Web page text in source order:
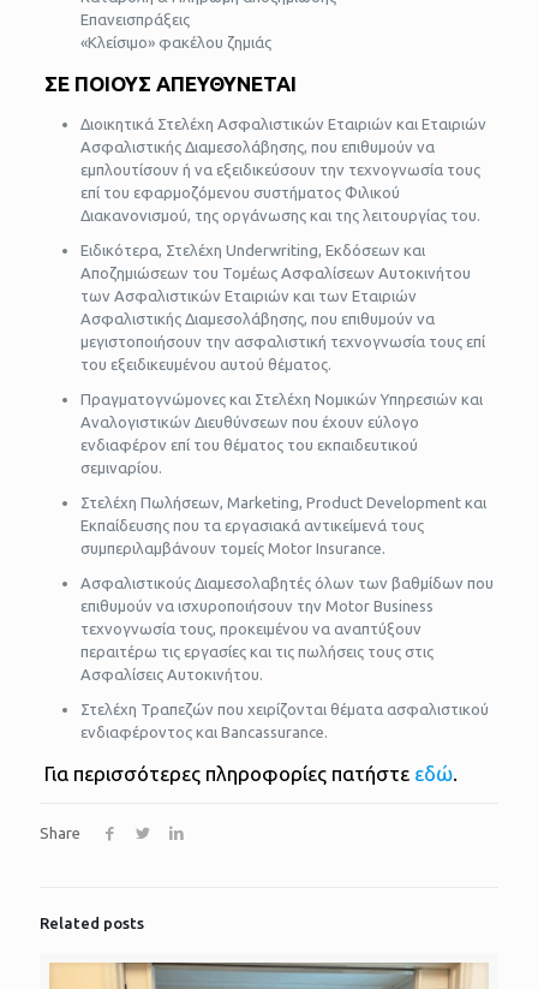
Επανεισπράξεις
«Κλείσιμο» φακέλου ζημιάς
ΣΕ ΠΟΙΟΥΣ ΑΠΕΥΘΥΝΕΤΑΙ
Διοικητικά Στελέχη Ασφαλιστικών Εταιριών και Εταιριών
Ασφαλιστικής Διαμεσολάβησης, που επιθυμούν να
εμπλουτίσουν ή να εξειδικεύσουν την τεχνογνωσία τους
επί του εφαρμοζόμενου συστήματος Φιλικού
Διακανονισμού, της οργάνωσης και της λειτουργίας του.
Ειδικότερα, Στελέχη Underwriting, Εκδόσεων και
Αποζημιώσεων του Τομέως Ασφαλίσεων Αυτοκινήτου
των Ασφαλιστικών Εταιριών και των Εταιριών
Ασφαλιστικής Διαμεσολάβησης, που επιθυμούν να
μεγιστοποιήσουν την ασφαλιστική τεχνογνωσία τους επί
του εξειδικευμένου αυτού θέματος.
Πραγματογνώμονες και Στελέχη Νομικών Υπηρεσιών και
Αναλογιστικών Διευθύνσεων που έχουν εύλογο
ενδιαφέρον επί του θέματος του εκπαιδευτικού
σεμιναρίου.
Στελέχη Πωλήσεων, Marketing, Product Development και
Εκπαίδευσης που τα εργασιακά αντικείμενά τους
συμπεριλαμβάνουν τομείς Motor Insurance.
Ασφαλιστικούς Διαμεσολαβητές όλων των βαθμίδων που
επιθυμούν να ισχυροποιήσουν την Motor Business
τεχνογνωσία τους, προκειμένου να αναπτύξουν
περαιτέρω τις εργασίες και τις πωλήσεις τους στις
Ασφαλίσεις Αυτοκινήτου.
Στελέχη Τραπεζών που χειρίζονται θέματα ασφαλιστικού
ενδιαφέροντος και Bancassurance.
Για περισσότερες πληροφορίες πατήστε εδώ.
Share
Related posts